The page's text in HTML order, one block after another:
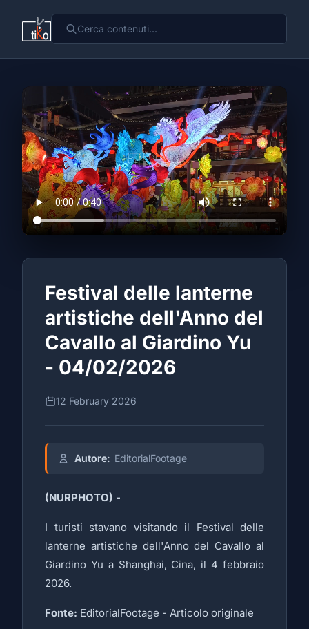
Festival delle lanterne
artistiche dell'Anno del
Cavallo al Giardino Yu
- 04/02/2026
12 February 2026
Autore: EditorialFootage
(NURPHOTO) -
I turisti stavano visitando il Festival delle
lanterne artistiche dell'Anno del Cavallo al
Giardino Yu a Shanghai, Cina, il 4 febbraio
2026.
Fonte: EditorialFootage - Articolo originale